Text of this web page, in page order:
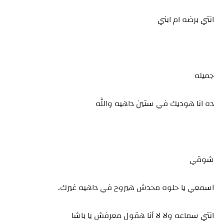
انتي برضه ام ابني
جميله
ده انا هوديك في ستين داهيه والله
شوقي
اسمعي يا حلوه محدش هيروح في داهيه غيرك.
انتي سماعه ولا لا أنا هقول معرفش يا باشا